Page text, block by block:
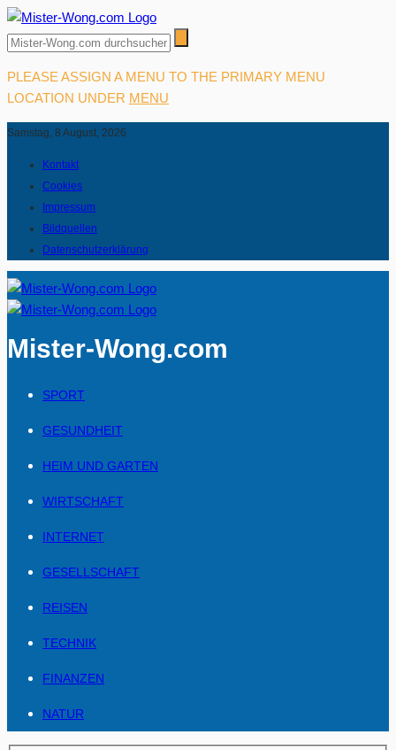
PLEASE ASSIGN A MENU TO THE PRIMARY MENU
LOCATION UNDER MENU
Samstag, 8 August, 2026
Kontakt
Cookies
Impressum
Bildquellen
Datenschutzerklärung
Mister-Wong.com
SPORT
GESUNDHEIT
HEIM UND GARTEN
WIRTSCHAFT
INTERNET
GESELLSCHAFT
REISEN
TECHNIK
FINANZEN
NATUR